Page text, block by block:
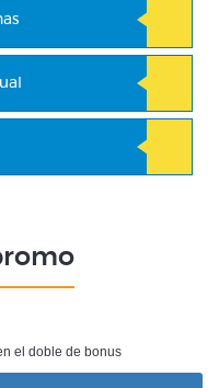
el doble de bonus